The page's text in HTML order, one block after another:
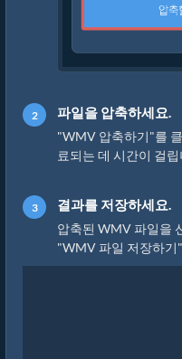
파일을 압축하세요.
"WMV 압축하기"를
료되는 데 시간이 걸
결과를 저장하세요.
압축된 WMV 파일을
"WMV 파일 저장하기